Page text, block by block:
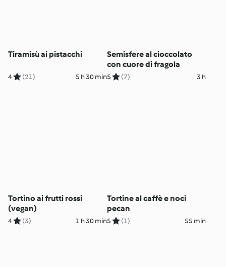
Tiramisù ai pistacchi
4 (21) 5 h 30 min
Semisfere al cioccolato
con cuore di fragola
5 (7) 3 h
Tortino ai frutti rossi
(vegan)
4 (3) 1 h 30 min
Tortine al caffè e noci
pecan
5 (1) 55 min